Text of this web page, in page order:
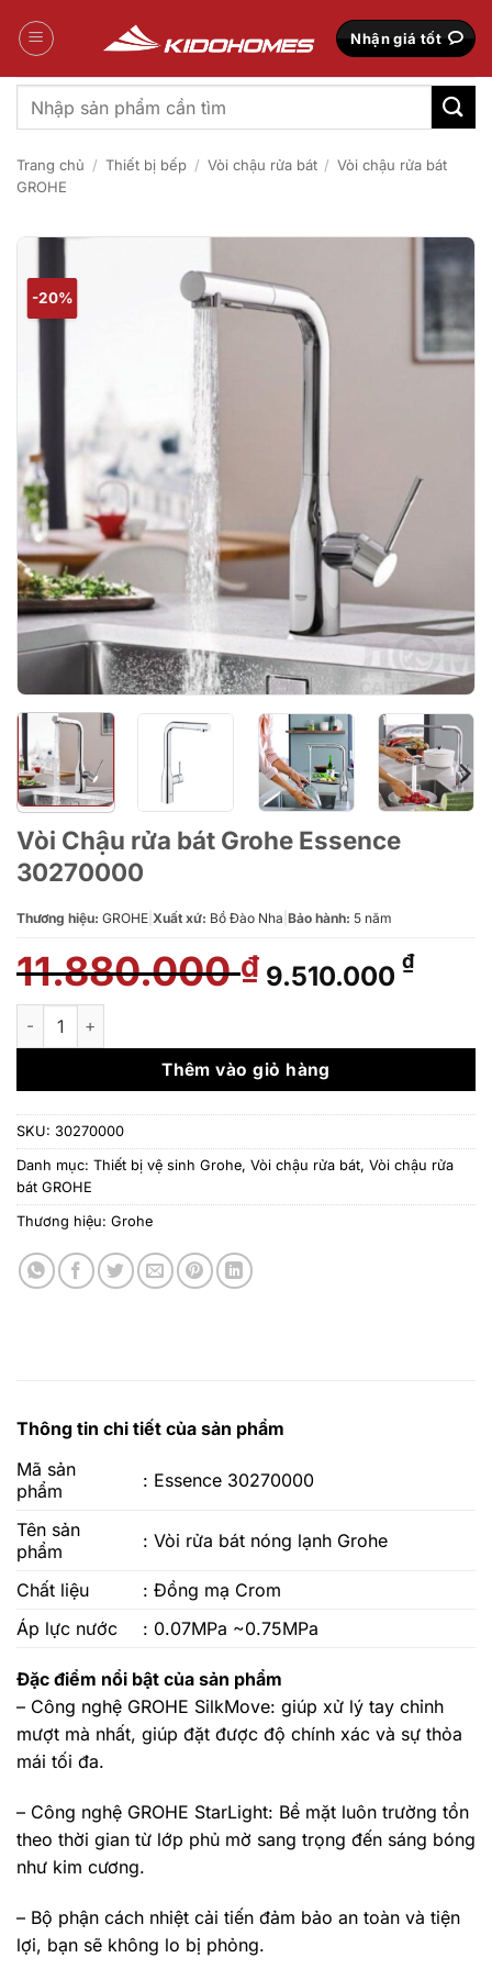
qua
Nhận giá tốt
Tìm
kiếm:
Trang chủ / Thiết bị bếp / Vòi chậu rửa bát / Vòi chậu rửa bát
GROHE
-20%
Vòi Chậu rửa bát Grohe Essence
30270000
Thương hiệu: GROHE Xuất xứ: Bồ Đào Nha Bảo hành: 5 năm
11.880.000₫ Giá
gốc
11.880.000 ₫.
9.510.000 ₫Giá
là:
Vòi Chậu rửa bát Grohe Essence 30270000 số lượng
Thêm vào giỏ hàng
SKU: 30270000
Danh mục: Thiết bị vệ sinh Grohe, Vòi chậu rửa bát, Vòi chậu rửa
bát GROHE
Thương hiệu: Grohe
Thông tin chi tiết của sản phẩm
Mã sản
phẩm
: Essence 30270000
Tên sản
phẩm
: Vòi rửa bát nóng lạnh Grohe
Chất liệu
: Đồng mạ Crom
Áp lực nước
: 0.07MPa ~0.75MPa
Đặc điểm nổi bật của sản phẩm
– Công nghệ GROHE SilkMove: giúp xử lý tay chỉnh
mượt mà nhất, giúp đặt được độ chính xác và sự thỏa
mái tối đa.
– Công nghệ GROHE StarLight: Bề mặt luôn trường tồn
theo thời gian từ lớp phủ mờ sang trọng đến sáng bóng
như kim cương.
– Bộ phận cách nhiệt cải tiến đảm bảo an toàn và tiện
lợi, bạn sẽ không lo bị phỏng.